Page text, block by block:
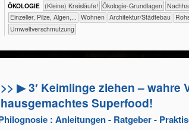
ÖKO​LOGIE ​​​​​​​​​​​​​​(Kleine) Kreisläufe! ​​​​​​​​​​​​​​​​Ökologie-Grundlagen
​​​​​​​Einzeller, Pilze, Algen,... ​​​​Wohnen ​​​Architektur/­Städtebau
​​Umweltverschmutzung
>> ▶ 3′ Keimlinge ziehen – wahre
hausgemachtes Superfood!
: Anleitungen - Ratgeber -